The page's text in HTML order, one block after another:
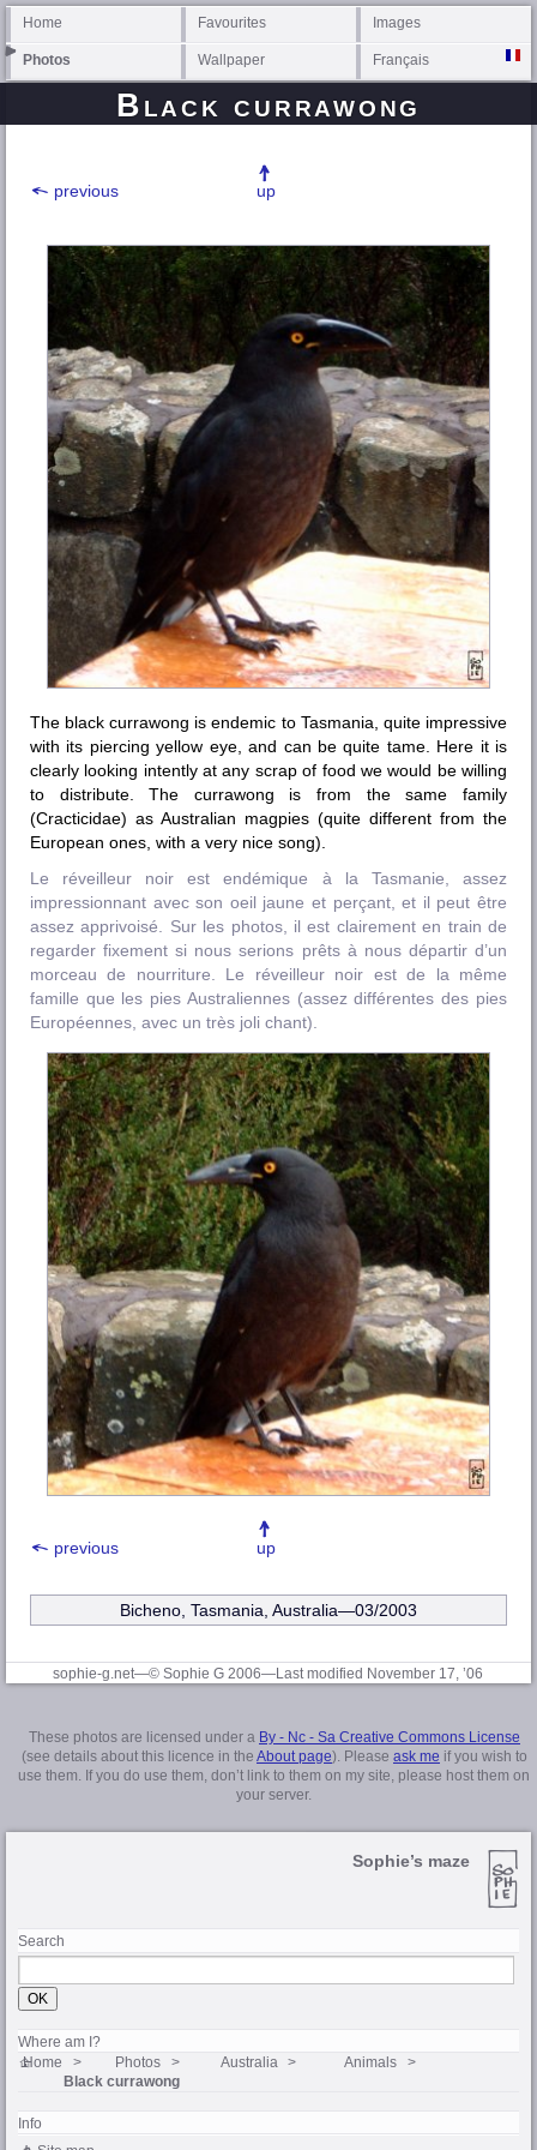
Home Favourites Images
Photos Wallpaper Français
Black currawong
previous up
The black currawong is endemic to Tasmania, quite impressive
with its piercing yellow eye, and can be quite tame. Here it is
clearly looking intently at any scrap of food we would be willing
to distribute. The currawong is from the same family
(Cracticidae) as Australian magpies (quite different from the
European ones, with a very nice song).
Le réveilleur noir est endémique à la Tasmanie, assez
impressionnant avec son oeil jaune et perçant, et il peut être
assez apprivoisé. Sur les photos, il est clairement en train de
regarder fixement si nous serions prêts à nous départir d’un
morceau de nourriture. Le réveilleur noir est de la même
famille que les pies Australiennes (assez différentes des pies
Européennes, avec un très joli chant).
previous up
Bicheno, Tasmania, Australia—03/2003
sophie-g.net—© Sophie G 2006—Last modified November 17, ’06
These photos are licensed under a By - Nc - Sa Creative Commons License
(see details about this licence in the About page). Please ask me if you wish to
use them. If you do use them, don’t link to them on my site, please host them on
your server.
Sophie’s maze
Search
Where am I?
Home Photos Australia
Animals
Black currawong
Info